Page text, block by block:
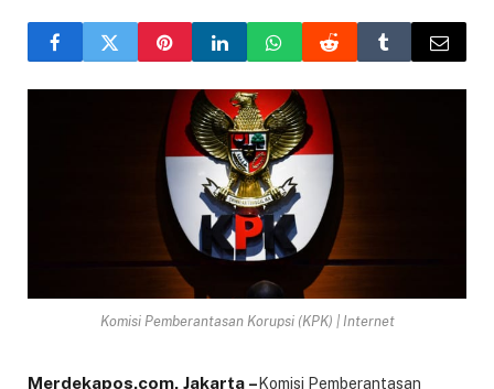
Komisi Pemberantasan Korupsi (KPK) | Internet
Merdekapos.com, Jakarta – Komisi Pemberantasan